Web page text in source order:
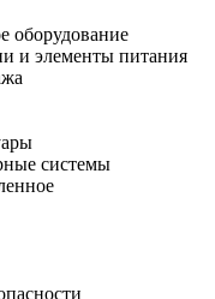
оборудование
и элементы питания
системы